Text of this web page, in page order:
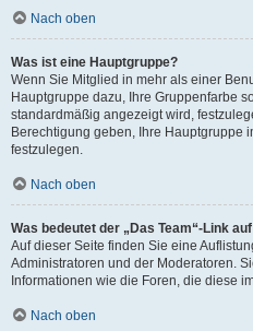
Nach oben
Was ist eine Hauptgruppe?
Wenn Sie Mitglied in mehr als einer
Hauptgruppe dazu, Ihre Gruppenfarbe
standardmäßig angezeigt wird,
Berechtigung geben, Ihre Hauptgruppe
festzulegen.
Nach oben
Was bedeutet der „Das Team“-Link
Auf dieser Seite finden Sie eine
Administratoren und der Moderatoren.
Informationen wie die Foren, die diese
Nach oben